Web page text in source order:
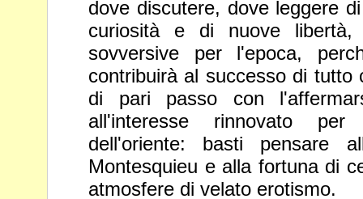
dove discutere, dove leggere
curiosità e di nuove
sovversive per l'epoca,
contribuirà al successo di tutto
di pari passo con
all'interesse rinnovato
dell'oriente: basti pensare
Montesquieu e alla fortuna di
atmosfere di velato erotismo.